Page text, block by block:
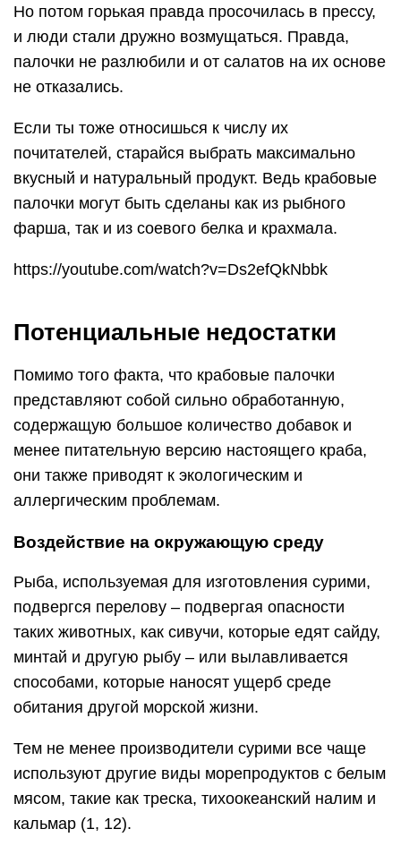
Но потом горькая правда просочилась в прессу,
и люди стали дружно возмущаться. Правда,
палочки не разлюбили и от салатов на их основе
не отказались.
Если ты тоже относишься к числу их
почитателей, старайся выбрать максимально
вкусный и натуральный продукт. Ведь крабовые
палочки могут быть сделаны как из рыбного
фарша, так и из соевого белка и крахмала.
https://youtube.com/watch?v=Ds2efQkNbbk
Потенциальные недостатки
Помимо того факта, что крабовые палочки
представляют собой сильно обработанную,
содержащую большое количество добавок и
менее питательную версию настоящего краба,
они также приводят к экологическим и
аллергическим проблемам.
Воздействие на окружающую среду
Рыба, используемая для изготовления сурими,
подвергся перелову – подвергая опасности
таких животных, как сивучи, которые едят сайду,
минтай и другую рыбу – или вылавливается
способами, которые наносят ущерб среде
обитания другой морской жизни.
Тем не менее производители сурими все чаще
используют другие виды морепродуктов с белым
мясом, такие как треска, тихоокеанский налим и
кальмар (1, 12).